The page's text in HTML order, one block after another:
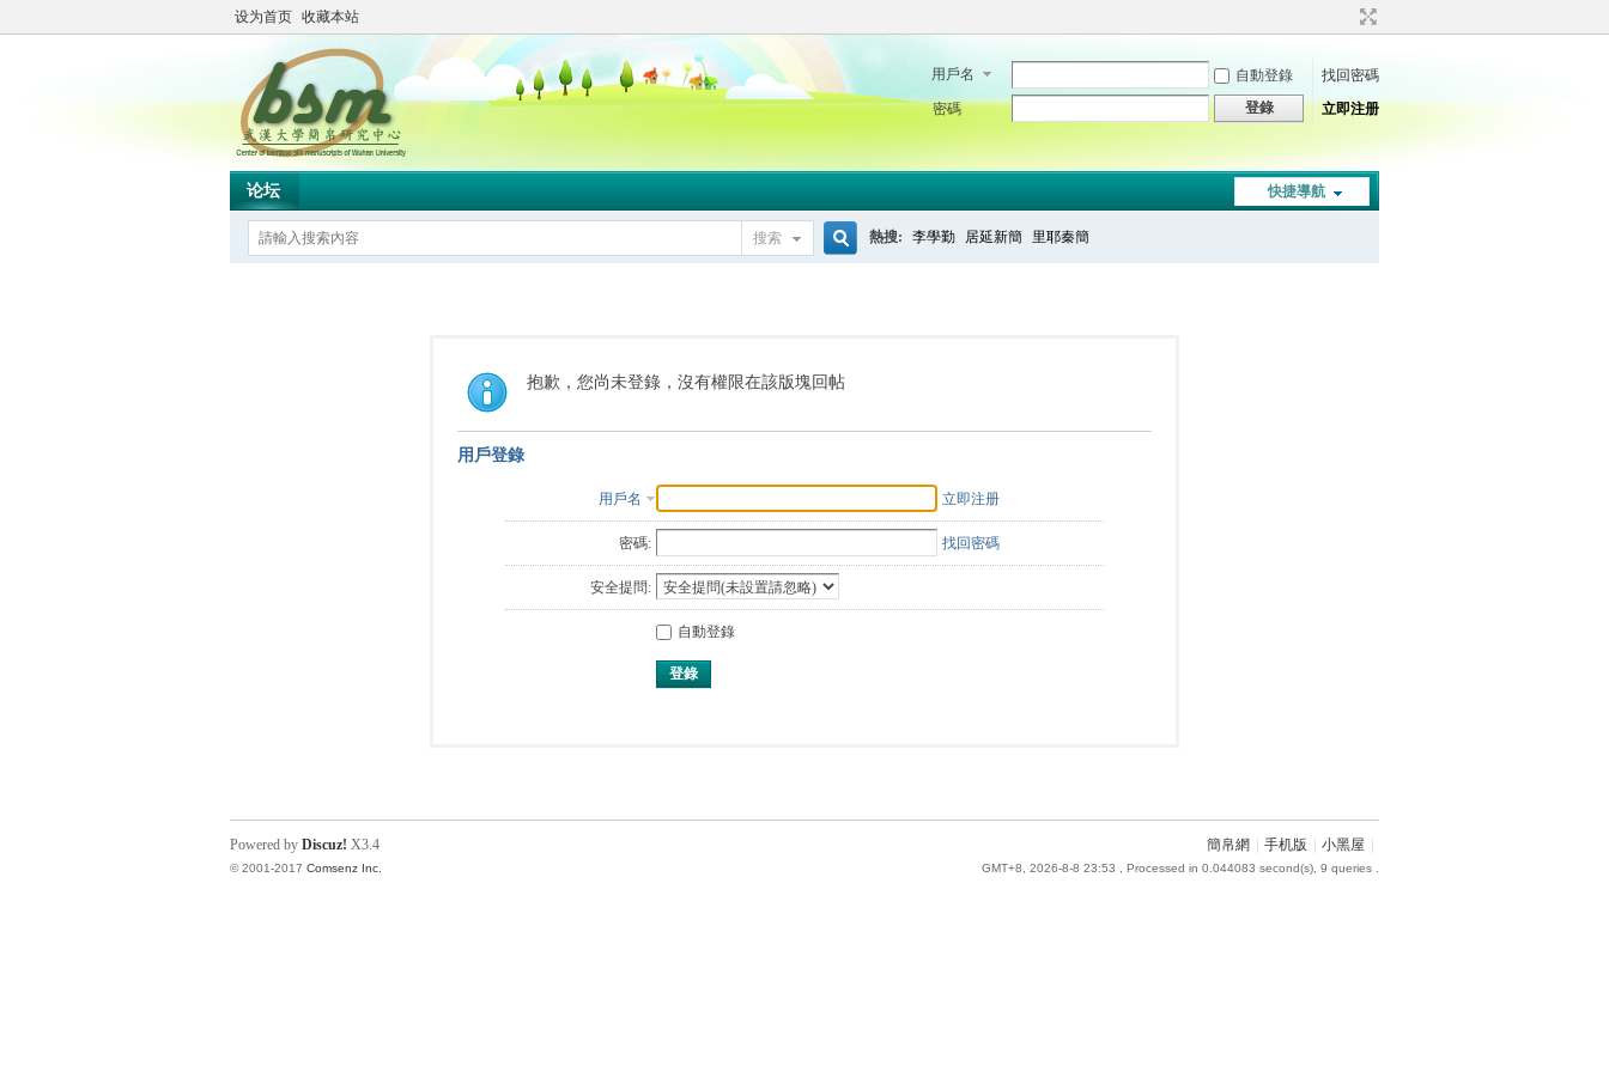
设为首页 收藏本站
用戶名 自動登錄
找回密碼
密碼
登錄 立即注册
快捷導航
论坛
搜索
索
熱搜: 李學勤 居延新簡 里耶秦簡
抱歉，您尚未登錄，沒有權限在該版塊回帖
用戶登錄
用戶名 立即注册
密碼: 找回密碼
安全提問:
自動登錄
登錄
簡帛網 手机版 小黑屋
GMT+8, 2026-8-8 23:53 , Processed in 0.044083 second(s), 9 queries .
Powered by Discuz! X3.4
© 2001-2017 Comsenz Inc.